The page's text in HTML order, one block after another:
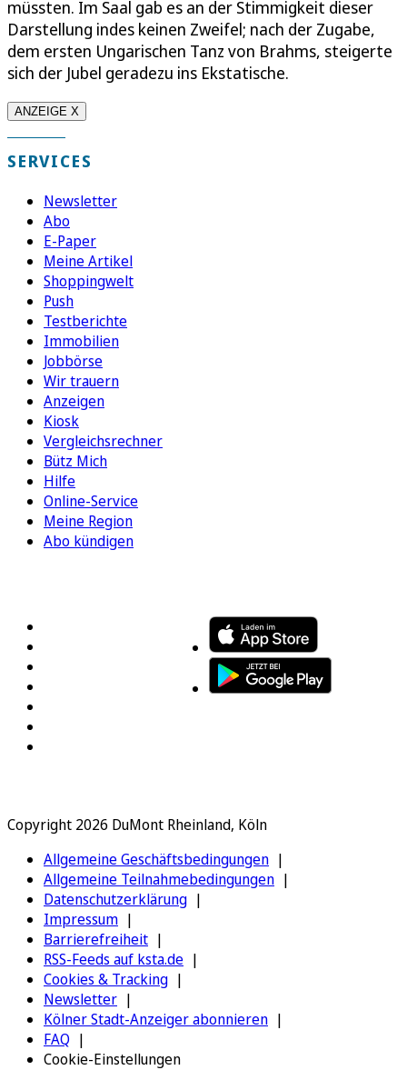
müssten. Im Saal gab es an der Stimmigkeit dieser
Darstellung indes keinen Zweifel; nach der Zugabe,
dem ersten Ungarischen Tanz von Brahms, steigerte
sich der Jubel geradezu ins Ekstatische.
ANZEIGE X
SERVICES
Newsletter
Abo
E-Paper
Meine Artikel
Shoppingwelt
Push
Testberichte
Immobilien
Jobbörse
Wir trauern
Anzeigen
Kiosk
Vergleichsrechner
Bütz Mich
Hilfe
Online-Service
Meine Region
Abo kündigen
Copyright 2026 DuMont Rheinland, Köln
Allgemeine Geschäftsbedingungen
Allgemeine Teilnahmebedingungen
Datenschutzerklärung
Impressum
Barrierefreiheit
RSS-Feeds auf ksta.de
Cookies & Tracking
Newsletter
Kölner Stadt-Anzeiger abonnieren
FAQ
Cookie-Einstellungen